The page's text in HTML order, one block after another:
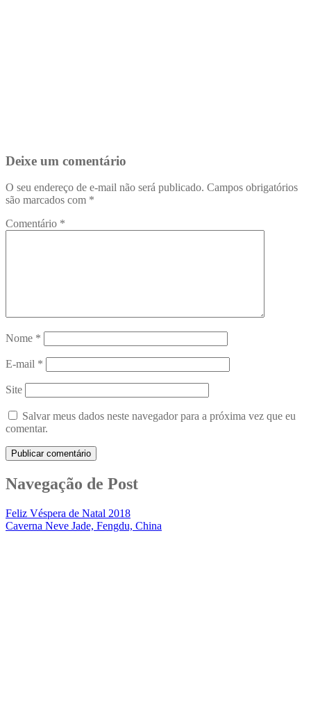
Deixe um comentário
O seu endereço de e-mail não será publicado. Campos obrigatórios
são marcados com *
Comentário *
Nome *
E-mail *
Site
Salvar meus dados neste navegador para a próxima vez que eu
comentar.
Navegação de Post
Feliz Véspera de Natal 2018
Caverna Neve Jade, Fengdu, China